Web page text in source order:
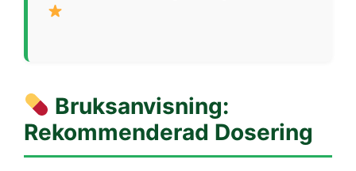
Bruksanvisning:
Rekommenderad Dosering